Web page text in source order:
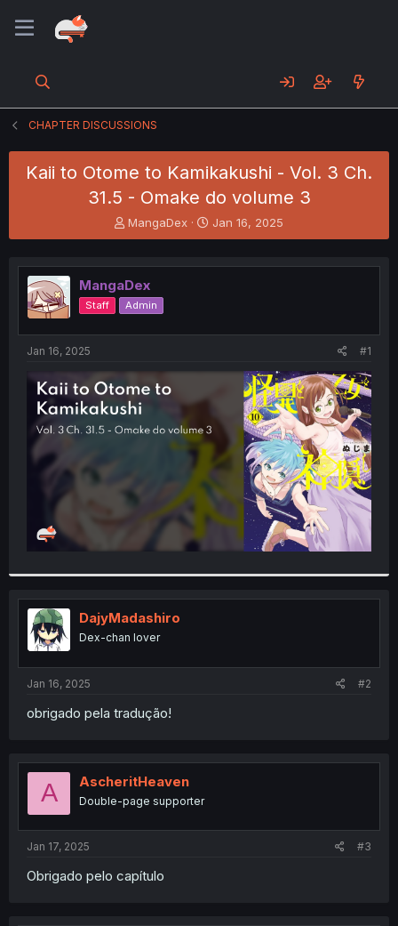
CHAPTER DISCUSSIONS
Kaii to Otome to Kamikakushi - Vol. 3 Ch.
31.5 - Omake do volume 3
T
h
e
a
d
s
t
e
r
MangaDex
S
t
r
t
Jan 16, 2025
MangaDex
Staff Admin
Jan 16, 2025 #1
DajyMadashiro
Dex-chan lover
Jan 16, 2025 #2
obrigado pela tradução!
A AscheritHeaven
Double-page supporter
Jan 17, 2025 #3
Obrigado pelo capítulo